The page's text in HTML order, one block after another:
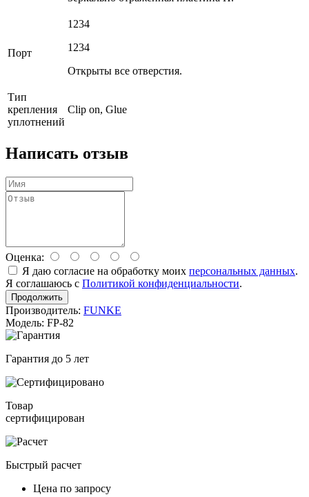
Порт
1234
1234
Открыты все отверстия.
Тип
крепления
уплотнений
Clip on, Glue
Написать отзыв
Оценка:
Я даю согласие на обработку моих персональных данных.
Я соглашаюсь с Политикой конфиденциальности.
Продолжить
Производитель: FUNKE
Модель: FP-82
Гарантия до 5 лет
Товар
сертифицирован
Быстрый расчет
Цена по запросу